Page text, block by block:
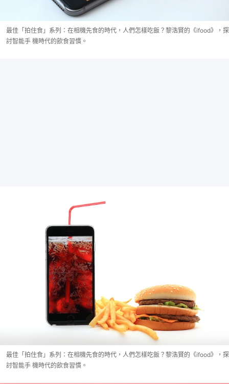
最佳「拍住食」系列：在相機先食的時代，人們怎樣吃飯？黎浩賢的《ifood》，探
討智能手 機時代的飲食習慣。
最佳「拍住食」系列：在相機先食的時代，人們怎樣吃飯？黎浩賢的《ifood》，探
討智能手 機時代的飲食習慣。